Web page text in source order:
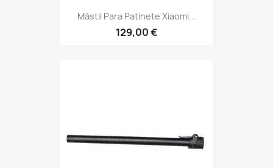
Mástil Para Patinete Xiaomi...
129,00 €